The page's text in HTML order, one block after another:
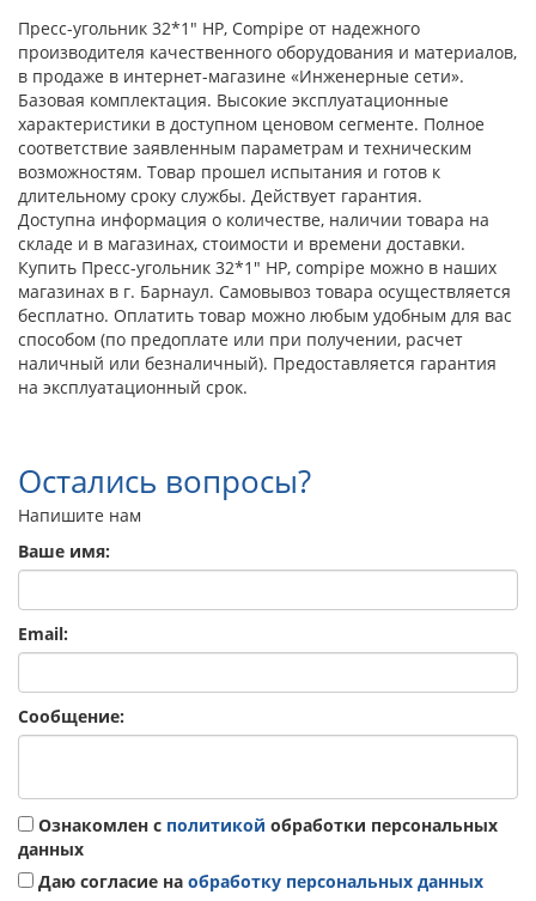
Пресс-угольник 32*1" НР, Compipe от надежного
производителя качественного оборудования и материалов,
в продаже в интернет-магазине «Инженерные сети».
Базовая комплектация. Высокие эксплуатационные
характеристики в доступном ценовом сегменте. Полное
соответствие заявленным параметрам и техническим
возможностям. Товар прошел испытания и готов к
длительному сроку службы. Действует гарантия.
Доступна информация о количестве, наличии товара на
складе и в магазинах, стоимости и времени доставки.
Купить Пресс-угольник 32*1" НР, compipe можно в наших
магазинах в г. Барнаул. Самовывоз товара осуществляется
бесплатно. Оплатить товар можно любым удобным для вас
способом (по предоплате или при получении, расчет
наличный или безналичный). Предоставляется гарантия
на эксплуатационный срок.
Остались вопросы?
Напишите нам
Ваше имя:
Email:
Сообщение:
Ознакомлен с политикой обработки персональных
данных
Даю согласие на обработку персональных данных